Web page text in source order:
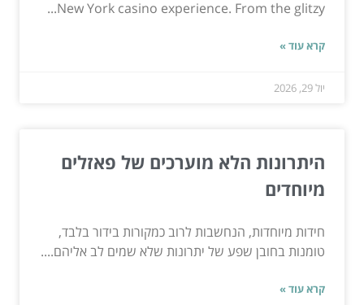
New York casino experience. From the glitzy...
קרא עוד »
יול 29, 2026
היתרונות הלא מוערכים של פאזלים
מיוחדים
חידות מיוחדות, הנחשבות לרוב כמקורות בידור בלבד,
טומנות בחובן שפע של יתרונות שלא שמים לב אליהם....
קרא עוד »